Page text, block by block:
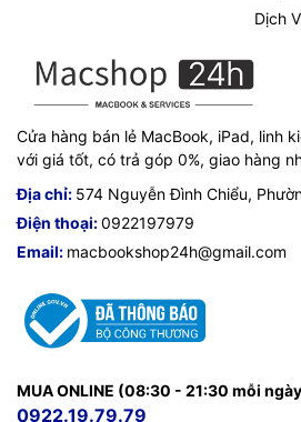
Dịch
Cửa hàng bán lẻ MacBook, iPad, linh
với giá tốt, có trả góp 0%, giao hàng
Địa chỉ: 574 Nguyễn Đình Chiểu,
Điện thoại:0922197979
Email: macbookshop24h@gmail.com
MUA ONLINE (08:30 - 21:30 mỗi
0922.19.79.79